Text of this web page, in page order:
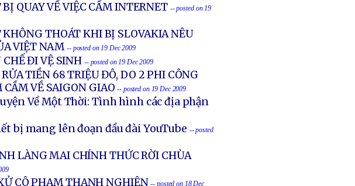
QUAY VỀ VIỆC CẤM INTERNET -- posted on 19
THOÁT KHI BỊ SLOVAKIA NÊU
VIỆT NAM -- posted on 19 Dec 2009
ĐI VỆ SINH -- posted on 19 Dec 2009
TIỀN 68 TRIỆU ĐÔ, DO 2 PHI CÔNG
VỀ SAIGON GIAO -- posted on 19 Dec 2009
Về Một Thời: Tình hình các địa phận
bị mang lên đoạn đầu đài YouTube -- posted
LÀNG MAI CHÍNH THỨC RỜI CHÙA
CÔ PHẠM THANH NGHIÊN -- posted on 18 Dec